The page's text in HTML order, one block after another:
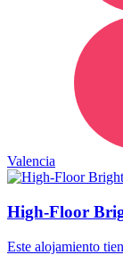
Valencia
High-Floor
Este alojamiento